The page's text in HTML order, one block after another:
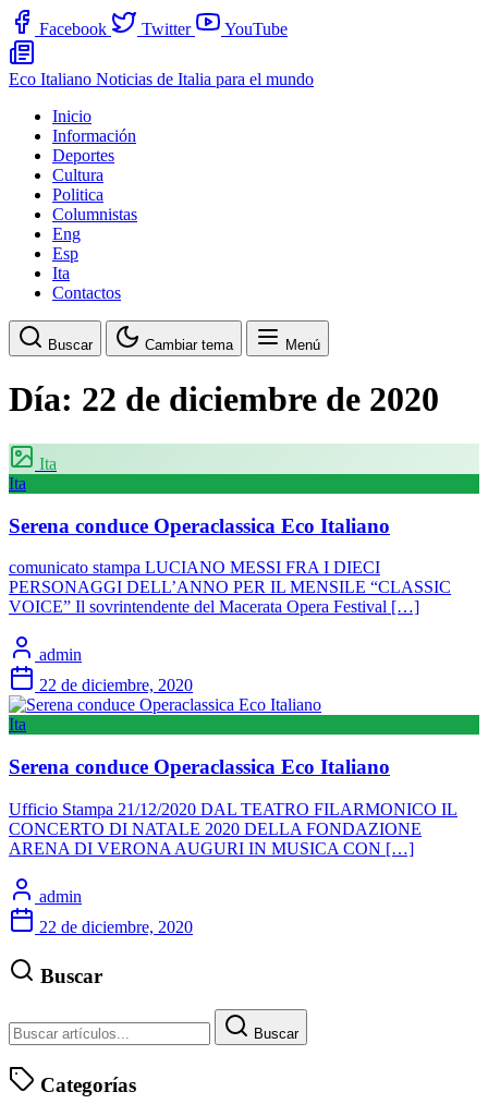
Facebook Twitter YouTube
Eco Italiano Noticias de Italia para el mundo
Inicio
Información
Deportes
Cultura
Politica
Columnistas
Eng
Esp
Ita
Contactos
Buscar Cambiar tema Menú
Día: 22 de diciembre de 2020
Ita
Ita
Serena conduce Operaclassica Eco Italiano
comunicato stampa LUCIANO MESSI FRA I DIECI
PERSONAGGI DELL’ANNO PER IL MENSILE “CLASSIC
VOICE” Il sovrintendente del Macerata Opera Festival […]
admin
22 de diciembre, 2020
Ita
Serena conduce Operaclassica Eco Italiano
Ufficio Stampa 21/12/2020 DAL TEATRO FILARMONICO IL
CONCERTO DI NATALE 2020 DELLA FONDAZIONE
ARENA DI VERONA AUGURI IN MUSICA CON […]
admin
22 de diciembre, 2020
Buscar
Buscar
Categorías